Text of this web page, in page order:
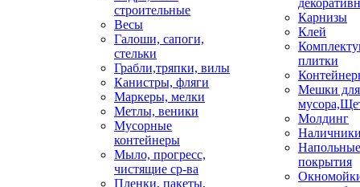
строительные
Весы
Галоши, сапоги,
стельки
Грабли,тряпки, вилы
Канистры, фляги
Маркеры, мелки
Метлы, веники
Мусорные
контейнеры
Мыло, прогресс,
чистящие ср-ва
Пленки, пакеты,
Карнизы
Клей
плитки
Мешки для
Молдинг
Напольные
покрытия